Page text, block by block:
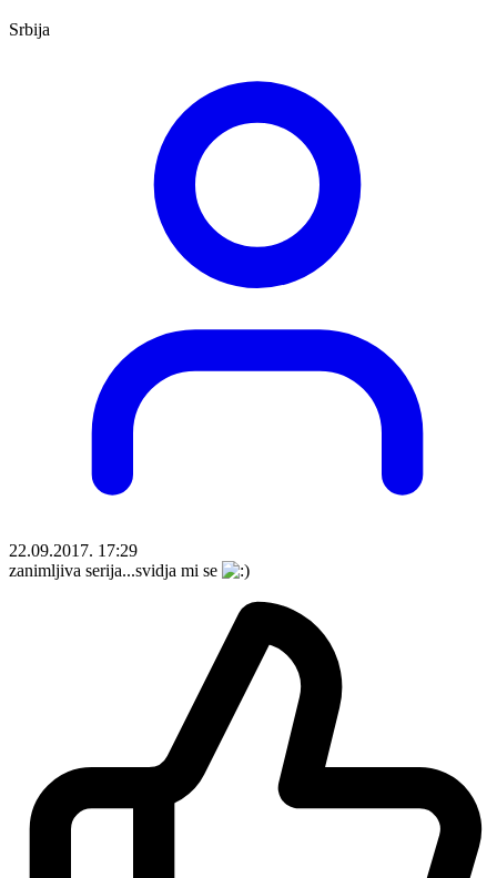
Srbija
22.09.2017. 17:29
zanimljiva serija...svidja mi se